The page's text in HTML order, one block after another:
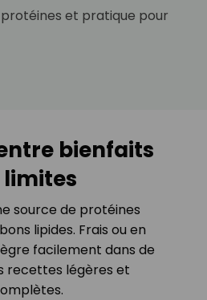
et pratique pour
bienfaits
limites
source de protéines
lipides. Frais ou en
facilement dans de
recettes légères et